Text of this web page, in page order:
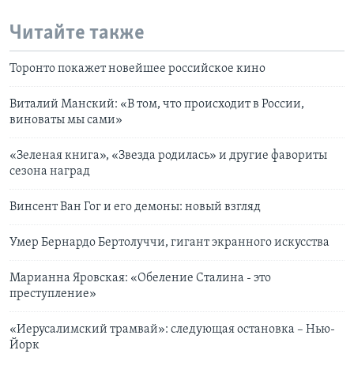
Читайте также
Торонто покажет новейшее российское кино
Виталий Манский: «В том, что происходит в России,
виноваты мы сами»
«Зеленая книга», «Звезда родилась» и другие фавориты
сезона наград
Винсент Ван Гог и его демоны: новый взгляд
Умер Бернардо Бертолуччи, гигант экранного искусства
Марианна Яровская: «Обеление Сталина - это
преступление»
«Иерусалимский трамвай»: следующая остановка – Нью-
Йорк